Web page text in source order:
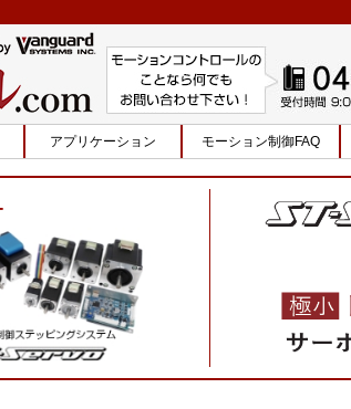
アプリケーション モーション制御FAQ